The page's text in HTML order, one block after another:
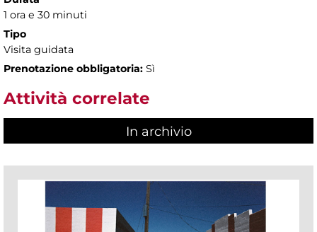
1 ora e 30 minuti
Tipo
Visita guidata
Prenotazione obbligatoria: Sì
Attività correlate
In archivio